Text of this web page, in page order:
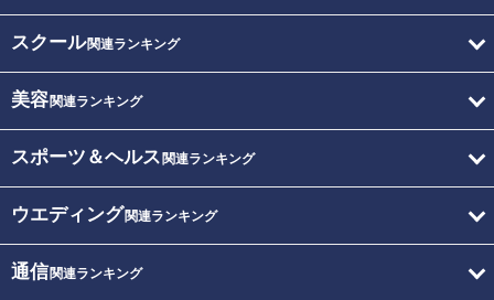
スクール関連ランキング
美容関連ランキング
スポーツ＆ヘルス 関連ランキング
ウエディング関連ランキング
通信関連ランキング